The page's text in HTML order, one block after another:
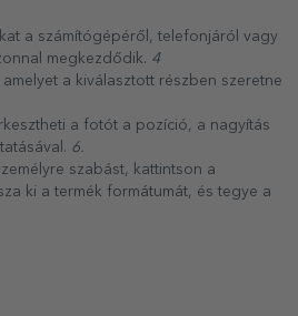
a számítógépéről, telefonjáról vagy
megkezdődik. 4
a kiválasztott részben szeretne
a fotót a pozíció, a nagyítás
6.
szabást, kattintson a
ki a termék formátumát, és tegye a